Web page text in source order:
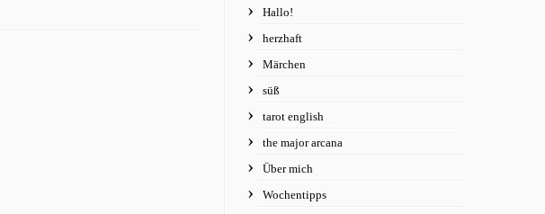
Hallo!
herzhaft
Märchen
süß
tarot english
the major arcana
Über mich
Wochentipps